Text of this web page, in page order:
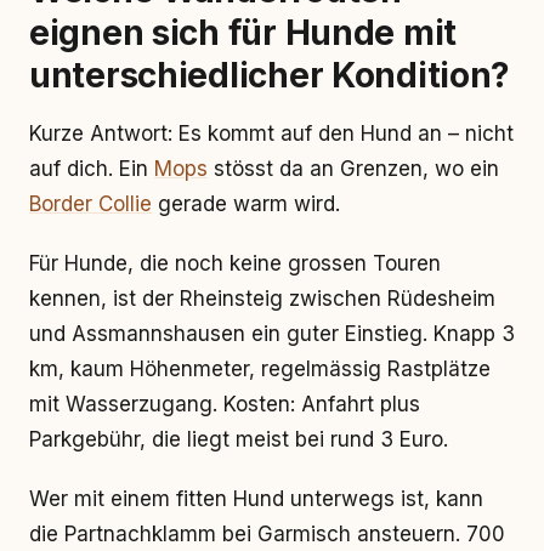
eignen sich für Hunde mit
unterschiedlicher Kondition?
Kurze Antwort: Es kommt auf den Hund an – nicht
auf dich. Ein Mops stösst da an Grenzen, wo ein
Border Collie gerade warm wird.
Für Hunde, die noch keine grossen Touren
kennen, ist der Rheinsteig zwischen Rüdesheim
und Assmannshausen ein guter Einstieg. Knapp 3
km, kaum Höhenmeter, regelmässig Rastplätze
mit Wasserzugang. Kosten: Anfahrt plus
Parkgebühr, die liegt meist bei rund 3 Euro.
Wer mit einem fitten Hund unterwegs ist, kann
die Partnachklamm bei Garmisch ansteuern. 700